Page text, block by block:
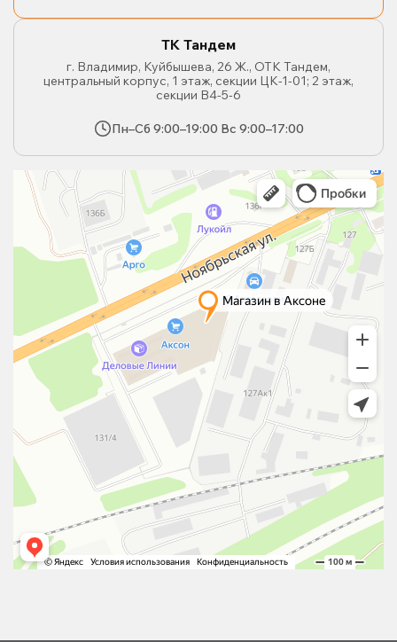
ТК Тандем
г. Владимир, Куйбышева, 26 Ж., ОТК Тандем,
центральный корпус, 1 этаж, секции ЦК-1-01; 2 этаж,
секции В4-5-6
Пн–Сб 9:00–19:00 Вс 9:00–17:00